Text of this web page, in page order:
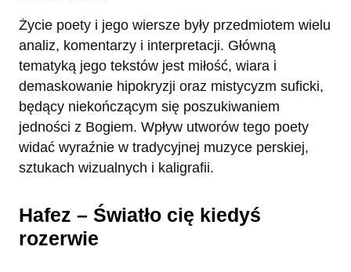
Życie poety i jego wiersze były przedmiotem wielu
analiz, komentarzy i interpretacji. Główną
tematyką jego tekstów jest miłość, wiara i
demaskowanie hipokryzji oraz mistycyzm suficki,
będący niekończącym się poszukiwaniem
jedności z Bogiem. Wpływ utworów tego poety
widać wyraźnie w tradycyjnej muzyce perskiej,
sztukach wizualnych i kaligrafii.
Hafez – Światło cię kiedyś
rozerwie